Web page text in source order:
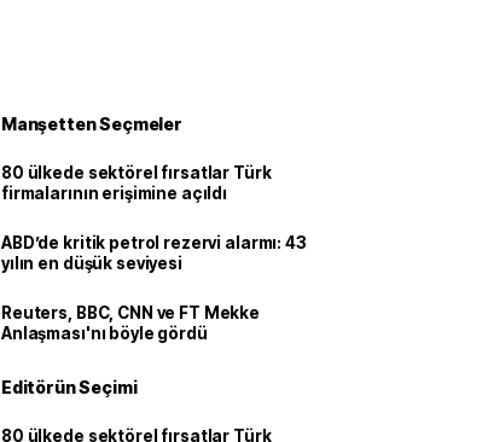
Manşetten Seçmeler
80 ülkede sektörel fırsatlar Türk
firmalarının erişimine açıldı
ABD’de kritik petrol rezervi alarmı: 43
yılın en düşük seviyesi
Reuters, BBC, CNN ve FT Mekke
Anlaşması'nı böyle gördü
Editörün Seçimi
80 ülkede sektörel fırsatlar Türk